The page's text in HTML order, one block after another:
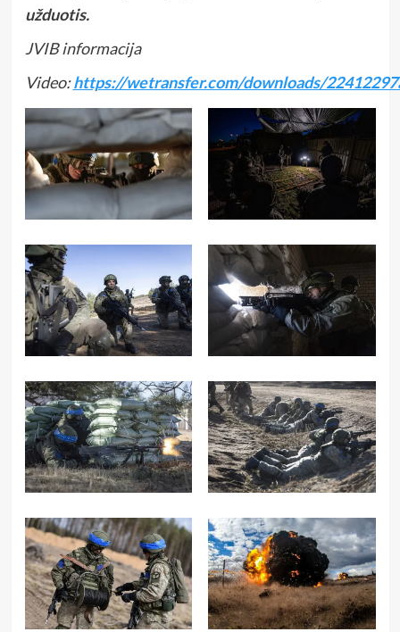
užduotis.
JVIB informacija
Video:https://wetransfer.com/downloads/